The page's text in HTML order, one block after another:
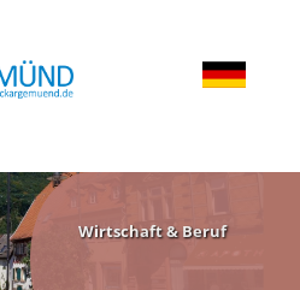
Wirtschaft & Beruf